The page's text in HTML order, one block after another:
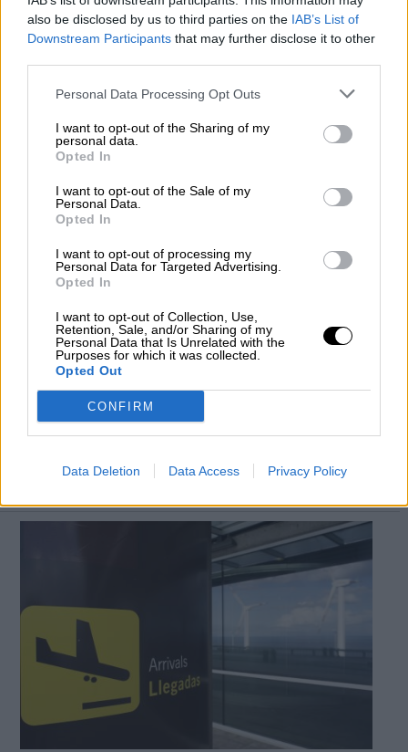
also be disclosed by us to third parties on the IAB’s List of
Downstream Participants that may further disclose it to other
Personal Data Processing Opt Outs
I want to opt-out of the Sharing of my
personal data.
Opted In
I want to opt-out of the Sale of my
Personal Data.
Opted In
I want to opt-out of processing my
Personal Data for Targeted Advertising.
Opted In
I want to opt-out of Collection, Use,
Retention, Sale, and/or Sharing of my
Personal Data that Is Unrelated with the
Purposes for which it was collected.
Opted Out
CONFIRM
Data Deletion Data Access Privacy Policy
Alicante
Más artículos de este autor
jueves, 16 de enero de 2020
Aena apuesta por la sostenibilidad
medioambiental en la nueva edición
de Fitur en IFEMA
miércoles, 22 de enero de 2020